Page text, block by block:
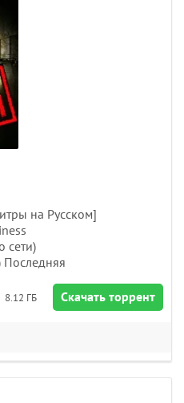
на Русском]
сети)
Последняя
Скачать торрент
8.12 ГБ